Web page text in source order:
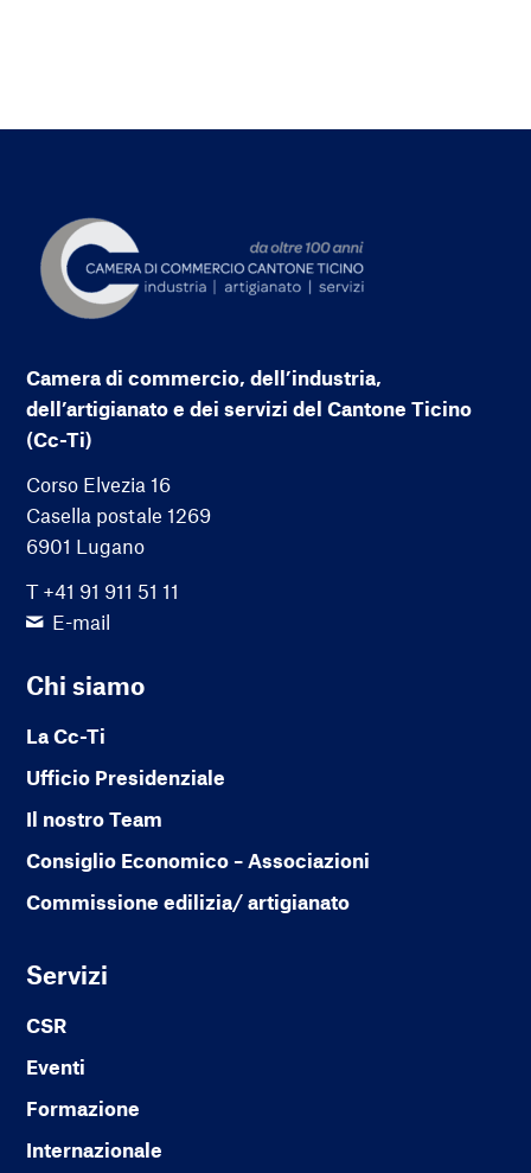
Camera di commercio, dell’industria,
dell’artigianato e dei servizi del Cantone Ticino
(Cc-Ti)
Corso Elvezia 16
Casella postale 1269
6901 Lugano
T +41 91 911 51 11
E-mail
Chi siamo
La Cc-Ti
Ufficio Presidenziale
Il nostro Team
Consiglio Economico – Associazioni
Commissione edilizia/ artigianato
Servizi
CSR
Eventi
Formazione
Internazionale